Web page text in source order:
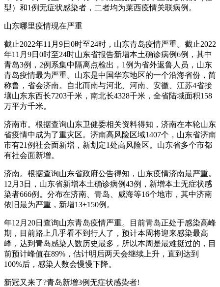
型）和1例无症状感染者，二者均为莱西疫情关联病例。
山东哪里疫情现在严重
截止2022年11月9日0时至24时，山东青岛疫情严重。截止2022
年11月9日0时至24时山东省报告新增本土确诊病例6例，其中
青岛3例，2例系集中隔离点检出，1例为省外返鲁人员，山东
青岛疫情最为严重。山东是中国华东地区的一个沿海省份，简
称鲁，省会济南。自北而南与河北、河南、安徽、江苏4省接
壤山东东西长7203千米，南北长4328千米，全省陆域面积158
万平方千米。
济南市。根据查询山东卫健委相关资料得知，济南在本轮山东
省疫情中成为了重灾区。济南高风险区域1407个，山东省济南
市有21例社会面新增，新划定1处高风险区。山东省多个市都
有社会面新增。
济南。根据查询山东省政府公告得知，山东疫情济南最严重。
12月3日，山东省新增本土确诊病例43例，新增本土无症状感
染者666例。分布在济南、青岛、威海等16个地市，其中济南
依旧最为严重，新增13+150例。
年12月20日查询山东青岛疫情严重。目前青岛正处于感染高峰
期，目前路上几乎看不到行人了，预计本周将迎来感染最高
峰，达到青岛感染人数历史最多，所以本周是最难挺过的，目
前预计峰值在89%，估计明后两天会继续上升，直到达到
100%后，感染人数会慢慢下降。
新冠又来了?青岛新增3例无症状感染者!